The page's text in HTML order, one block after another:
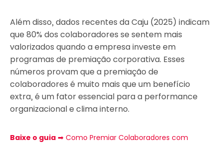
Além disso, dados recentes da Caju (2025) indicam
que 80% dos colaboradores se sentem mais
valorizados quando a empresa investe em
programas de premiação corporativa. Esses
números provam que a premiação de
colaboradores é muito mais que um benefício
extra, é um fator essencial para a performance
organizacional e clima interno.
Baixe o guia ➡︎ Como Premiar Colaboradores com